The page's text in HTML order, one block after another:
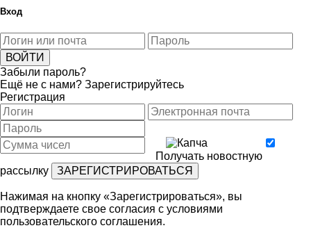
Вход
Забыли пароль?
Ещё не с нами? Зарегистрируйтесь
Регистрация
Получать новостную
рассылку
Нажимая на кнопку «Зарегистрироваться», вы
подтверждаете свое согласия с условиями
пользовательского соглашения.